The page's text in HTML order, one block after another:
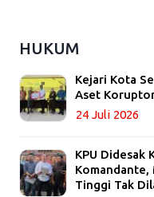
HUKUM
Kejari Kota
Aset
24 Juli 2026
KPU Didesak
Komandante,
Tinggi Tak